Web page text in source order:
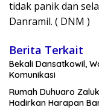
tidak panik dan
Danramil. ( DNM )
Berita Terkait
Bekali Dansatkowil,
Komunikasi
Rumah Duhuaro
Hadirkan Harapan